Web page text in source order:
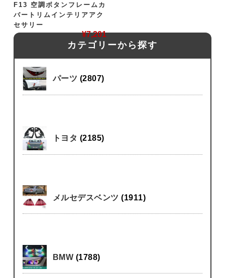
カテゴリーから探す
パーツ (2807)
トヨタ (2185)
メルセデスベンツ(1911)
BMW (1788)
F13 空調ボタンフレームカ
バートリムインテリアアク
セサリー
¥7,201